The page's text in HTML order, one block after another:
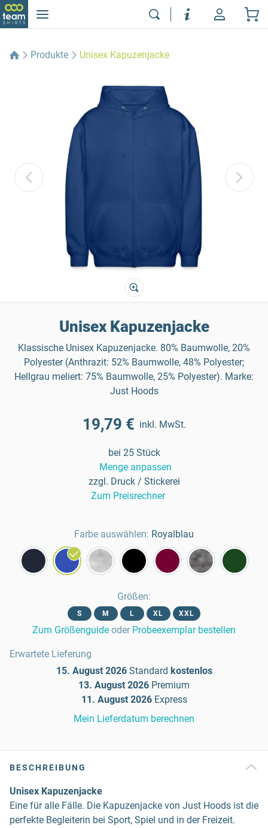
Produkte Unisex Kapuzenjacke
Unisex Kapuzenjacke
Klassische Unisex Kapuzenjacke. 80% Baumwolle, 20%
Polyester (Anthrazit: 52% Baumwolle, 48% Polyester;
Hellgrau meliert: 75% Baumwolle, 25% Polyester). Marke:
Just Hoods
19,79 € inkl. MwSt.
bei 25 Stück
Menge anpassen
zzgl. Druck / Stickerei
Zum Preisrechner
Farbe auswählen: Royalblau
Größen:
S M L XL XXL
Zum Größenguide oder Probeexemplar bestellen
Erwartete Lieferung
15. August 2026 Standard kostenlos
13. August 2026 Premium
11. August 2026 Express
Mein Lieferdatum berechnen
BESCHREIBUNG
Unisex Kapuzenjacke
Eine für alle Fälle. Die Kapuzenjacke von Just Hoods ist die
perfekte Begleiterin bei Sport, Spiel und in der Freizeit.